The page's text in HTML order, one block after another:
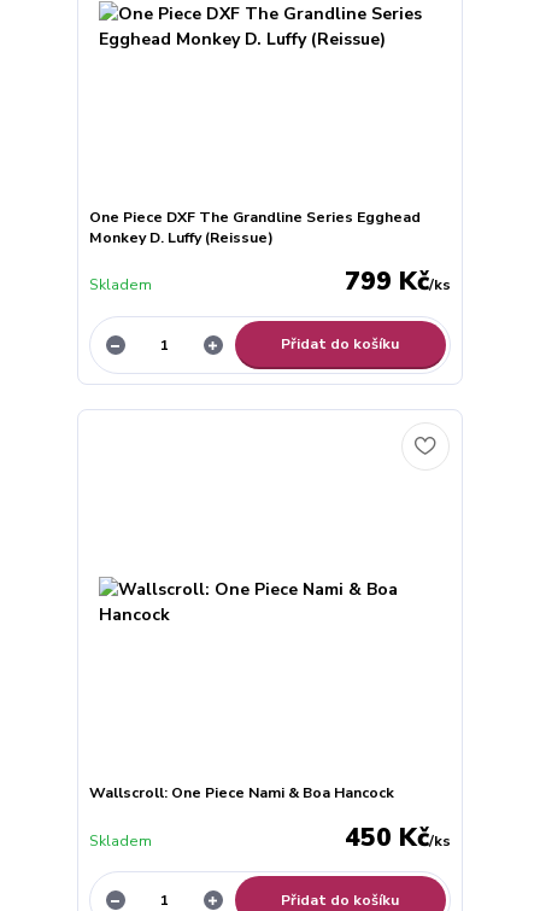
One Piece DXF The Grandline Series Egghead
Monkey D. Luffy (Reissue)
799 Kč/ks
Skladem
Přidat do košíku
Wallscroll: One Piece Nami & Boa Hancock
450 Kč/ks
Skladem
Přidat do košíku